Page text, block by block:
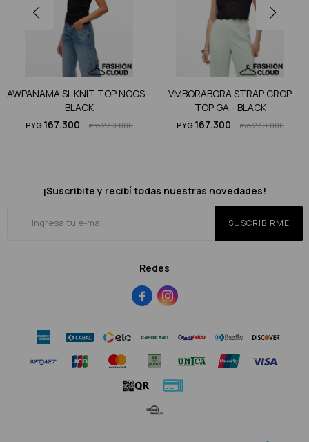
AWPANAMA SL KNIT TOP NOOS -
BLACK
PYG 167.300 PYG239.000
VMBORABORA STRAP CROP
TOP GA - BLACK
PYG 167.300 PYG239.000
Redes
 
¡Suscribite y recibí todas nuestras novedades!
SUSCRIBIRME